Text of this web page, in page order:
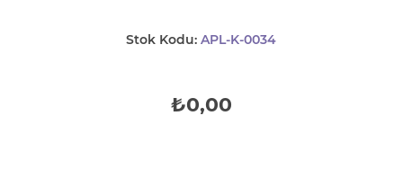
Stok Kodu: APL-K-0034
₺0,00